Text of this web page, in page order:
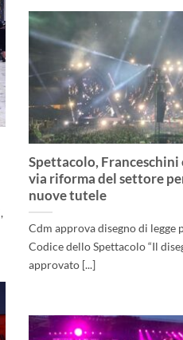
Spettacolo, Franceschini
via riforma del settore
nuove tutele
Cdm approva disegno di legge
Codice dello Spettacolo “Il
approvato [...]